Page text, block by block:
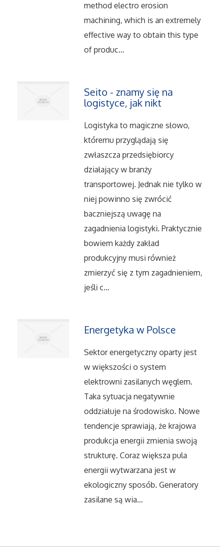
Hotele i Noclegi
Podróże
Uroda
Kosmetyki
Leczenie
Sprzęt Medyczny
Oprogramowanie
Oprogramowanie
Kontakt
method electro erosion
machining, which is an extremely
effective way to obtain this type
of produc...
Seito - znamy się na
logistyce, jak nikt
Logistyka to magiczne słowo,
któremu przyglądają się
zwłaszcza przedsiębiorcy
działający w branży
transportowej. Jednak nie tylko w
niej powinno się zwrócić
baczniejszą uwagę na
zagadnienia logistyki. Praktycznie
bowiem każdy zakład
produkcyjny musi również
zmierzyć się z tym zagadnieniem,
jeśli c...
Energetyka w Polsce
Sektor energetyczny oparty jest
w większości o system
elektrowni zasilanych węglem.
Taka sytuacja negatywnie
oddziałuje na środowisko. Nowe
tendencje sprawiają, że krajowa
produkcja energii zmienia swoją
strukturę. Coraz większa pula
energii wytwarzana jest w
ekologiczny sposób. Generatory
zasilane są wia...